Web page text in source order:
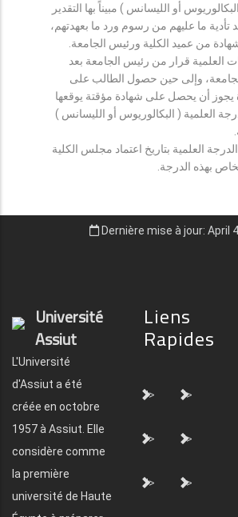
أو الليسانس ) مبيناً بها التقدير
تأدية ما عليهم من رسوم ورد ما بعهدتهم،
من عميد الكلية ورئيس الجامعة.
العلمية قرار من رئيس الجامعة بعد
وإلى حين حصول الطالب على
يجوز أن يحصل على شهادة مؤقتة يوقعها
العلمية ( البكالوريوس أو الليسانس )
العلمية بتاريخ اعتماد مجلس الكلية
بهذه الدرجة.
Dernière mise à jour: April
Université
Assiut
L'Université
d'Assiut a été
créée en octobre
1957 à Assiut. Elle
considère comme
la première
université de Haute
Liens
Rapides
"> ">
"> ">
"> ">